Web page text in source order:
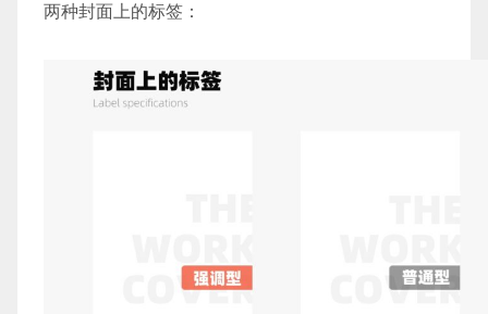
两种封面上的标签：